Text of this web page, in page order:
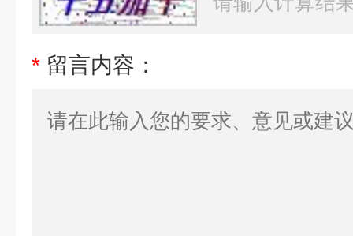
* 留言内容：